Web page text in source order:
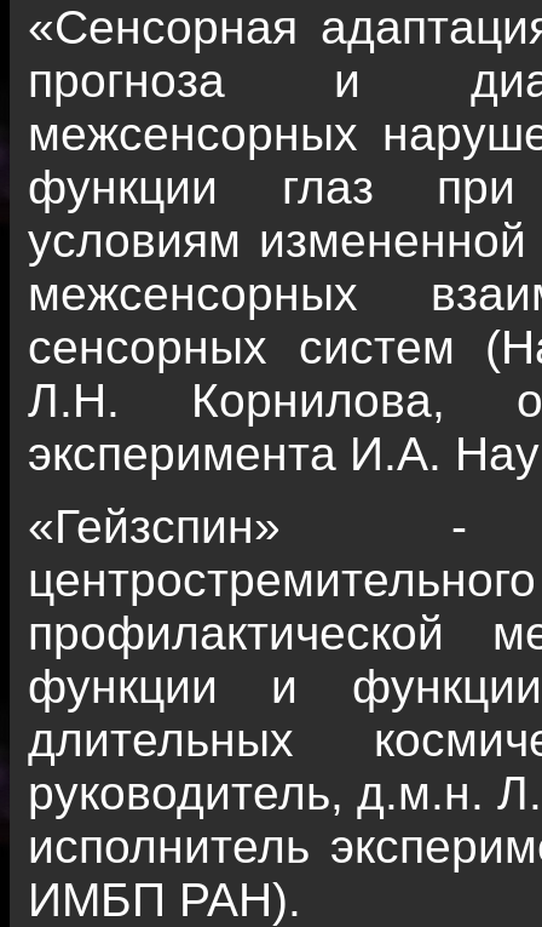
«Сенсорная
прогноза и
межсенсорных
функции глаз при
условиям измененной
межсенсорных
сенсорных систем
Л.Н. Корнилова,
эксперимента И.А.
«Гейзспин» -
профилактической
функции и
длительных
руководитель, д.м.н.
исполнитель
ИМБП РАН).